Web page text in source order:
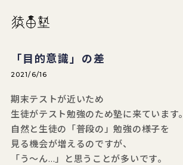
猿田塾
「目的意識」の差
2021/6/16
期末テストが近いため
生徒がテスト勉強のため塾に来ています。
自然と生徒の「普段の」勉強の様子を
見る機会が増えるのですが、
「う～ん…」と思うことが多いです。